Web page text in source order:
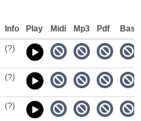
Info Play Midi Mp3 Pdf Base
(?)
(?)
(?)